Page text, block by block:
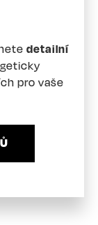
detailní
pro vaše